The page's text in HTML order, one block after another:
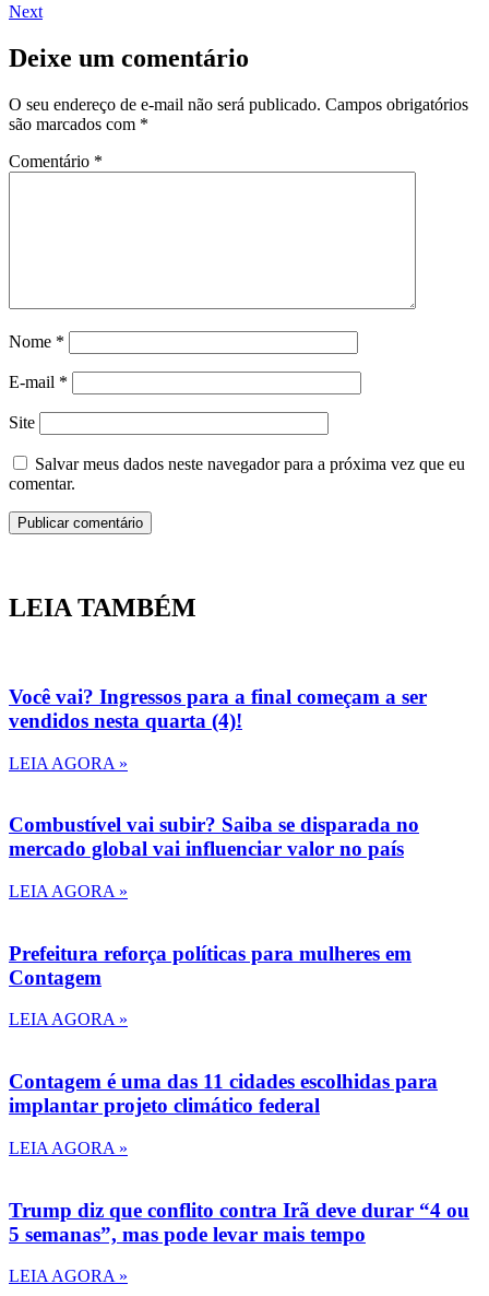
Next
Deixe um comentário
O seu endereço de e-mail não será publicado. Campos obrigatórios
são marcados com *
Comentário *
Nome *
E-mail *
Site
Salvar meus dados neste navegador para a próxima vez que eu
comentar.
LEIA TAMBÉM
Você vai? Ingressos para a final começam a ser
vendidos nesta quarta (4)!
LEIA AGORA »
Combustível vai subir? Saiba se disparada no
mercado global vai influenciar valor no país
LEIA AGORA »
Prefeitura reforça políticas para mulheres em
Contagem
LEIA AGORA »
Contagem é uma das 11 cidades escolhidas para
implantar projeto climático federal
LEIA AGORA »
Trump diz que conflito contra Irã deve durar “4 ou
5 semanas”, mas pode levar mais tempo
LEIA AGORA »